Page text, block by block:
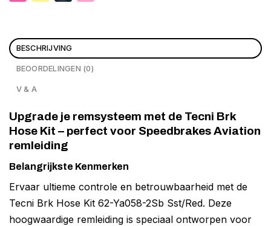
BESCHRIJVING
BEOORDELINGEN (0)
V & A
Upgrade je remsysteem met de Tecni Brk
Hose Kit – perfect voor Speedbrakes Aviation
remleiding
Belangrijkste Kenmerken
Ervaar ultieme controle en betrouwbaarheid met de
Tecni Brk Hose Kit 62-Ya058-2Sb Sst/Red. Deze
hoogwaardige remleiding is speciaal ontworpen voor